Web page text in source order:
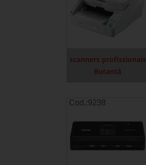
scanners profissionais
Butantã
Cod.:9238